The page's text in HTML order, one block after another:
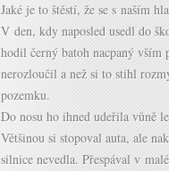
Jaké je to štěstí, že se s naším
V den, kdy naposled usedl do
hodil černý batoh nacpaný vším
nerozloučil a než si to stihl
pozemku.
Do nosu ho ihned udeřila vůně
Většinou si stopoval auta, ale
silnice nevedla. Přespával v